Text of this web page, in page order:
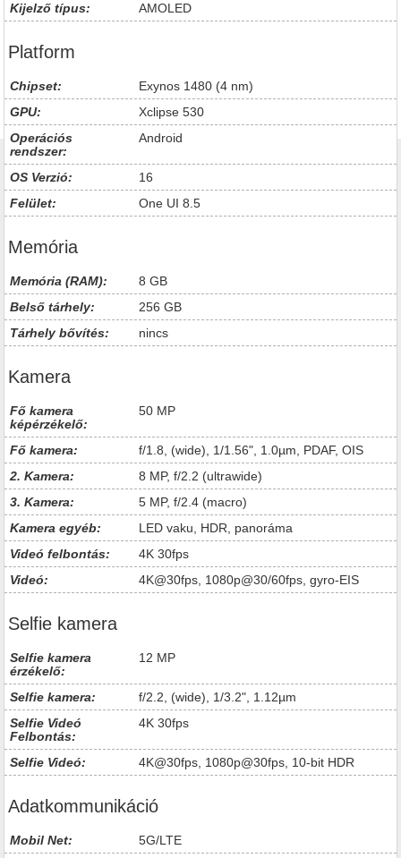
Kijelző típus:
AMOLED
Platform
Chipset:
Exynos 1480 (4 nm)
GPU:
Xclipse 530
Operációs
rendszer:
Android
OS Verzió:
16
Felület:
One UI 8.5
Memória
Memória (RAM):
8 GB
Belső tárhely:
256 GB
Tárhely bővítés:
nincs
Kamera
Fő kamera
képérzékelő:
50 MP
Fő kamera:
f/1.8, (wide), 1/1.56", 1.0µm, PDAF, OIS
2. Kamera:
8 MP, f/2.2 (ultrawide)
3. Kamera:
5 MP, f/2.4 (macro)
Kamera egyéb:
LED vaku, HDR, panoráma
Videó felbontás:
4K 30fps
Videó:
4K@30fps, 1080p@30/60fps, gyro-EIS
Selfie kamera
Selfie kamera
érzékelő:
12 MP
Selfie kamera:
f/2.2, (wide), 1/3.2", 1.12µm
Selfie Videó
Felbontás:
4K 30fps
Selfie Videó: 4K@30fps, 1080p@30fps, 10-bit HDR
Adatkommunikáció
Mobil Net: 5G/LTE